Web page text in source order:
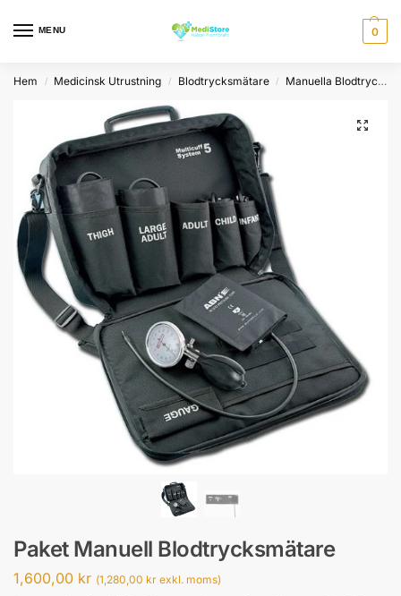
MENU 0
Hem / Medicinsk Utrustning / Blodtrycksmätare / Manuella Blodtrycksmätare
Paket Manuell Blodtrycksmätare
1,600,00 kr (1,280,00 kr exkl. moms)